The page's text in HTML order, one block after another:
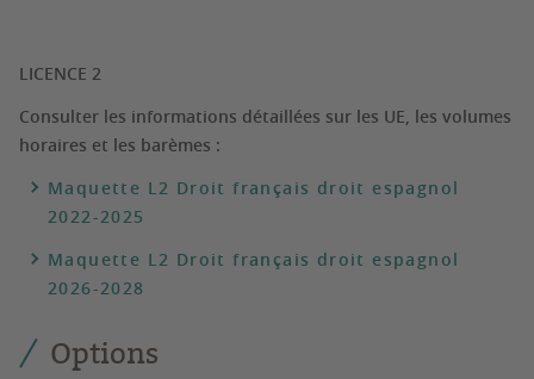
LICENCE 2
Consulter les informations détaillées sur les UE, les volumes
horaires et les barèmes :
Maquette L2 Droit français droit espagnol
2022-2025
Maquette L2 Droit français droit espagnol
2026-2028
Options